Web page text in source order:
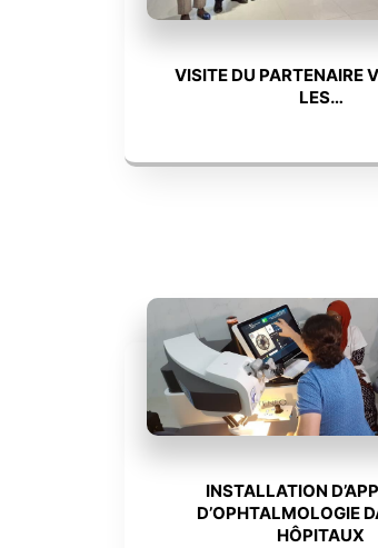
VISITE DU PARTENAIRE
LES…
INSTALLATION
D’OPHTALMOLOGIE
HÔPITAUX